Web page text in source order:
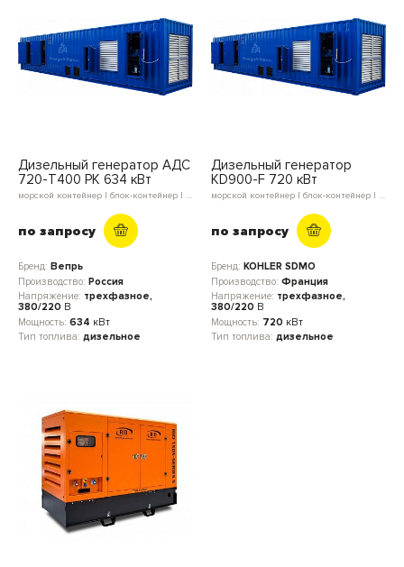
Дизельный генератор АДС
720-Т400 РК 634 кВт
морской контейнер | блок-контейнер | в кожухе | открытое исполнение
по запросу
Бренд: Вепрь
Производство: Россия
Напряжение: трехфазное,
380/220 В
Мощность: 634 кВт
Тип топлива: дизельное
Дизельный генератор
KD900-F 720 кВт
морской контейнер | блок-контейнер | открытое исполнение
по запросу
Бренд: KOHLER SDMO
Производство: Франция
Напряжение: трехфазное,
380/220 В
Мощность: 720 кВт
Тип топлива: дизельное